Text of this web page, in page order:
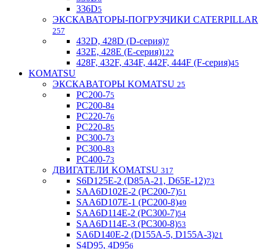
336D5
ЭКСКАВАТОРЫ-ПОГРУЗЧИКИ CATERPILLAR
257
432D, 428D (D-серия)7
432E, 428E (E-серия)122
428F, 432F, 434F, 442F, 444F (F-серия)45
KOMATSU
ЭКСКАВАТОРЫ KOMATSU 25
PC200-75
PC200-84
PC220-76
PC220-85
PC300-73
PC300-83
PC400-73
ДВИГАТЕЛИ KOMATSU 317
S6D125E-2 (D85A-21, D65E-12)73
SAA6D102E-2 (PC200-7)51
SAA6D107E-1 (PC200-8)49
SAA6D114E-2 (PC300-7)54
SAA6D114E-3 (PC300-8)53
SA6D140E-2 (D155A-5, D155A-3)21
S4D95, 4D956